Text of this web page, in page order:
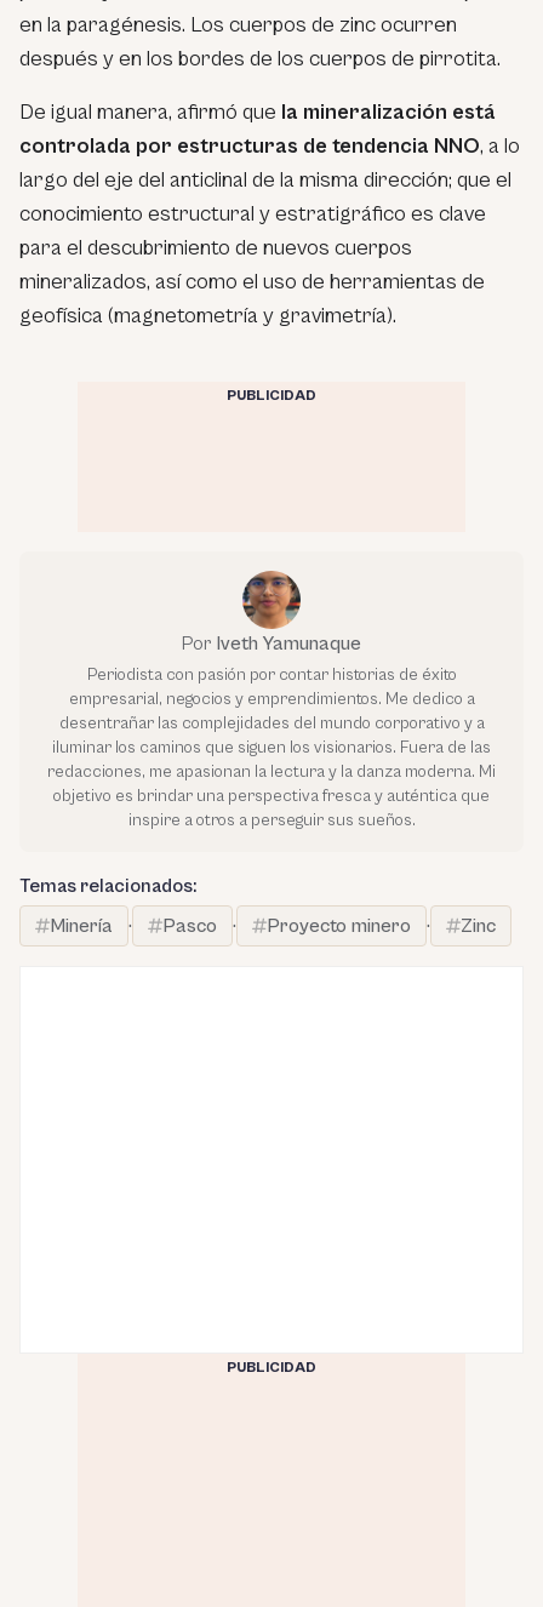
en la paragénesis. Los cuerpos de zinc ocurren
después y en los bordes de los cuerpos de pirrotita.
De igual manera, afirmó que la mineralización está
controlada por estructuras de tendencia NNO, a lo
largo del eje del anticlinal de la misma dirección; que el
conocimiento estructural y estratigráfico es clave
para el descubrimiento de nuevos cuerpos
mineralizados, así como el uso de herramientas de
geofísica (magnetometría y gravimetría).
PUBLICIDAD
Por Iveth Yamunaque
Periodista con pasión por contar historias de éxito
empresarial, negocios y emprendimientos. Me dedico a
desentrañar las complejidades del mundo corporativo y a
iluminar los caminos que siguen los visionarios. Fuera de las
redacciones, me apasionan la lectura y la danza moderna. Mi
objetivo es brindar una perspectiva fresca y auténtica que
inspire a otros a perseguir sus sueños.
Temas relacionados:
Minería
· Pasco · Proyecto minero · Zinc
PUBLICIDAD